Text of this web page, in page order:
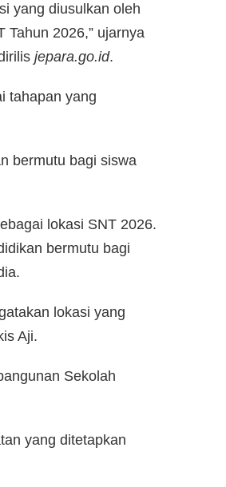
yang diusulkan oleh
Tahun 2026,” ujarnya
jepara.go.id.
tahapan yang
bermutu bagi siswa
lokasi SNT 2026.
bermutu bagi
lokasi yang
Aji.
Sekolah
yang ditetapkan